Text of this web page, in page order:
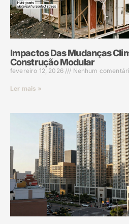
Impactos Das Mudanças
Construção Modular
fevereiro 12, 2026 Nenhum
Ler mais »